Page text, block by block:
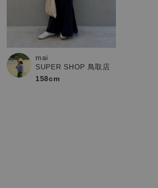
mai
SUPER SHOP 鳥取店
158cm